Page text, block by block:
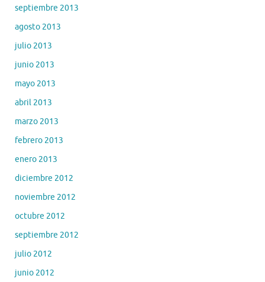
septiembre 2013
agosto 2013
julio 2013
junio 2013
mayo 2013
abril 2013
marzo 2013
febrero 2013
enero 2013
diciembre 2012
noviembre 2012
octubre 2012
septiembre 2012
julio 2012
junio 2012